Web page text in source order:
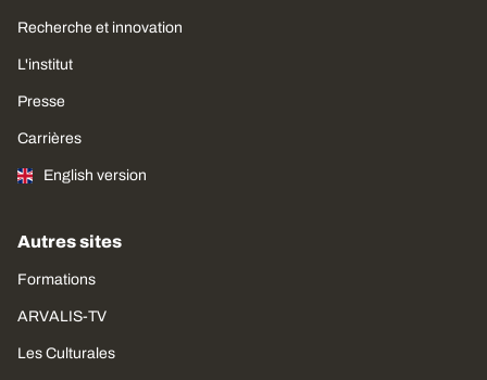
Recherche et innovation
L'institut
Presse
Carrières
English version
Autres sites
Formations
ARVALIS-TV
Les Culturales